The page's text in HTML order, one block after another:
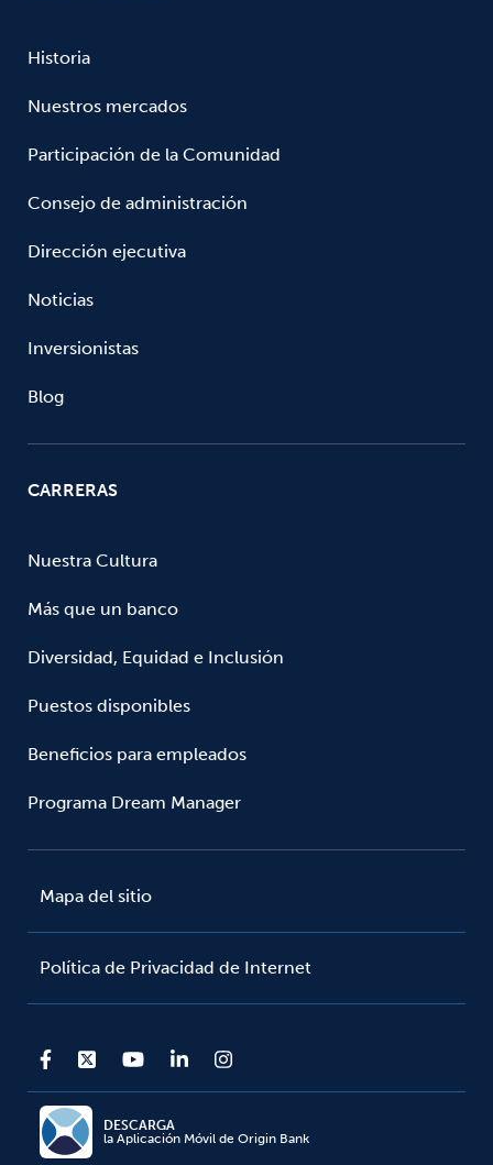
Historia
Nuestros mercados
Participación de la Comunidad
Consejo de administración
Dirección ejecutiva
Noticias
Inversionistas
Blog
CARRERAS
Nuestra Cultura
Más que un banco
Diversidad, Equidad e Inclusión
Puestos disponibles
Beneficios para empleados
Programa Dream Manager
Mapa del sitio
Política de Privacidad de Internet
DESCARGA
la Aplicación Móvil de Origin Bank